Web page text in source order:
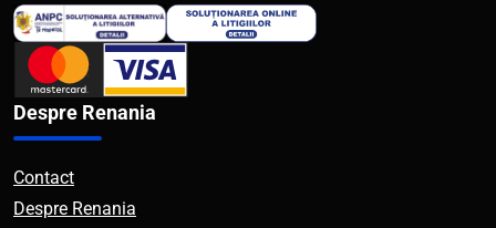
Despre Renania
Contact
Despre Renania